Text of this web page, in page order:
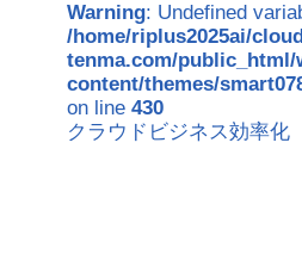
Warning: Undefined
/home/riplus2025ai/
tenma.com/public_html/
content/themes/
on line430
クラウドビジネス効率化